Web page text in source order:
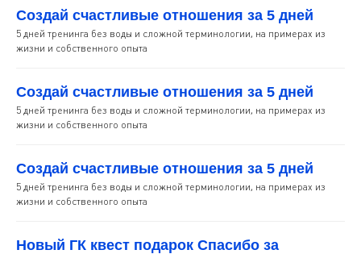
Создай счастливые отношения за 5 дней
5 дней тренинга без воды и сложной терминологии, на примерах из
жизни и собственного опыта
Создай счастливые отношения за 5 дней
5 дней тренинга без воды и сложной терминологии, на примерах из
жизни и собственного опыта
Создай счастливые отношения за 5 дней
5 дней тренинга без воды и сложной терминологии, на примерах из
жизни и собственного опыта
Новый ГК квест подарок Спасибо за